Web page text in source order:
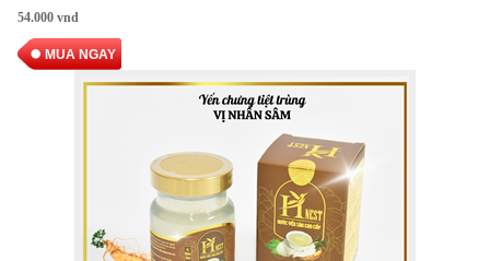
54.000 vnd
MUA NGAY